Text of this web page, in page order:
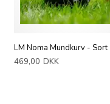
LM Noma Mundkurv - Sort
469,00 DKK